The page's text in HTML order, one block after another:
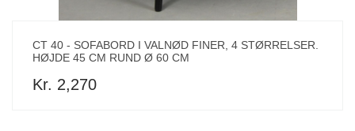
CT 40 - SOFABORD I VALNØD FINER, 4 STØRRELSER.
HØJDE 45 CM RUND Ø 60 CM
Kr. 2,270